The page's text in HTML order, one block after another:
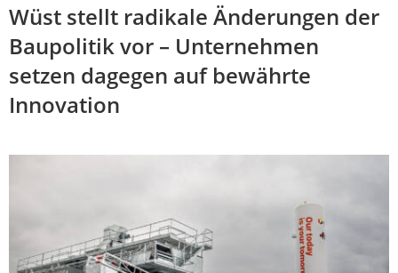
Wüst stellt radikale Änderungen der
Baupolitik vor – Unternehmen
setzen dagegen auf bewährte
Innovation